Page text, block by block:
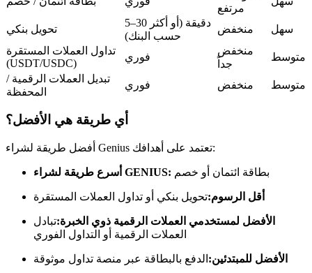
نسخ التداول
مرتفع
تحويل بنكي
5–30 دقيقة (أو أكثر
حسب البنك)
منخفض
سهل
تداول العملات المستقرة
(USDT/USDC)
فوري
منخفض
جداً
متوسط
تبديل العملات الرقمية /
المحفظة
فوري منخفض متوسط
أي طريقة هي الأفضل؟
أفضل طريقة لشراء Genius تعتمد على أهدافك:
أسرع طريقة لشراء GENIUS: بطاقة ائتمان أو خصم
أقل الرسوم:تحويل بنكي أو تداول العملات المستقرة
الأفضل لمستخدمي العملات الرقمية ذوي الخبرة:تبادل
العملات الرقمية أو التداول الفوري
الأفضل للمبتدئين: الدفع بالبطاقة عبر منصة تداول موثوقة